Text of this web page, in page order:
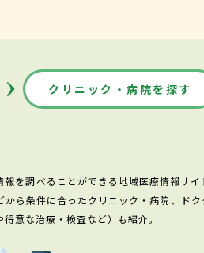
クリニック・病院を探す
を調べることができる地域医療情報サイ
ら条件に合ったクリニック・病院、ドク
意な治療・検査など）も紹介。